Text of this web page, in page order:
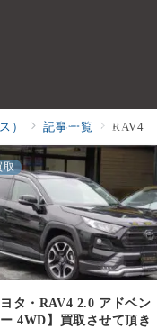
新車・中古車販売
） 記事一覧 RAV4
取
ヨタ・RAV4 2.0 アドベン
4WD】買取させて頂き